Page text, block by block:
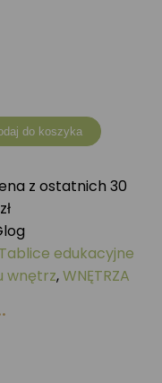
do koszyka
z ostatnich 30
zł
Tablice edukacyjne
wnętrz,WNĘTRZA